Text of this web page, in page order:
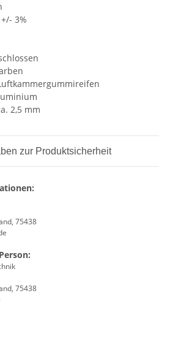
3%
2,5 mm
zur Produktsicherheit
75438
75438